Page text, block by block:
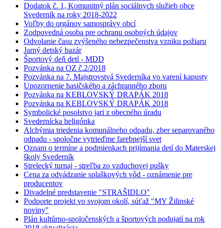
Dodatok č. 1, Komunitný plán sociálnych služieb obce
Svederník na roky 2018-2022
Voľby do orgánov samosprávy obcí
Zodpovedná osoba pre ochranu osobných údajov
Odvolanie času zvýšeného nebezpečenstva vzniku požiaru
Jarný detský bazár
Športový deň detí - MDD
Pozvánka na OZ č.2/2018
Pozvánka na 7. Majstrovstvá Svederníka vo varení kapusty
Upozornenie hasičského a záchranného zboru
Pozvánka na KEBLOVSKÝ DRAPÁK 2018
Pozvánka na KEBLOVSKÝ DRAPÁK 2018
Symbolické posolstvo jari z obecného úradu
Svedernícka heligónka
Alchýmia triedenia komunálneho odpadu, zber separovaného
odpadu - spoločne vytrieďme farebnejší svet
Oznam o termíne a podmienkach prijímania detí do Materskej
školy Svederník
Strelecký turnaj - streľba zo vzduchovej pušky
Cena za odvádzanie splaškových vôd - oznámenie pre
producentov
Divadelné predstavenie "STRAŠIDLO"
Podporte projekt vo svojom okolí, súťaž "MY Žilinské
noviny"
Plán kultúrno-spoločenských a športových podujatí na rok